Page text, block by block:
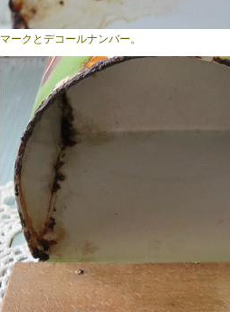
マークとデコールナンバー。